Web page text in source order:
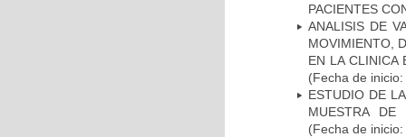
PACIENTES
ANALISIS DE
MOVIMIENTO,
EN LA CLINICA
(Fecha de
ESTUDIO DE
MUESTRA DE
(Fecha de